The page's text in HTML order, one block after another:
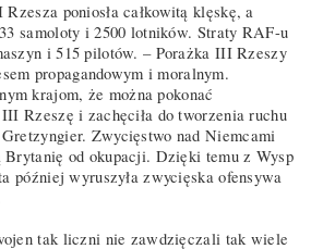
poniosła całkowitą klęskę, a
samoloty i 2500 lotników. Straty RAF-u
i 515 pilotów. – Porażka III Rzeszy
propagandowym i moralnym.
krajom, że można pokonać
Rzeszę i zachęciła do tworzenia ruchu
Zwycięstwo nad Niemcami
Brytanię od okupacji. Dzięki temu z Wysp
później wyruszyła zwycięska ofensywa
tak liczni nie zawdzięczali tak wiele